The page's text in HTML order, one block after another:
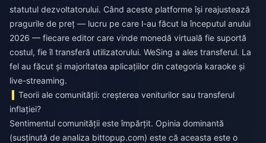
statutul dezvoltatorului. Când aceste platforme își reajustează
pragurile de preț — lucru pe care l-au făcut la începutul anului
2026 — fiecare editor care vinde monedă virtuală fie suportă
costul, fie îl transferă utilizatorului. WeSing a ales transferul. La
fel au făcut și majoritatea aplicațiilor din categoria karaoke și
live-streaming.
Teorii ale comunității: creșterea veniturilor sau transferul
inflației?
Sentimentul comunității este împărțit. Opinia dominantă
(susținută de analiza bittopup.com) este că aceasta este o